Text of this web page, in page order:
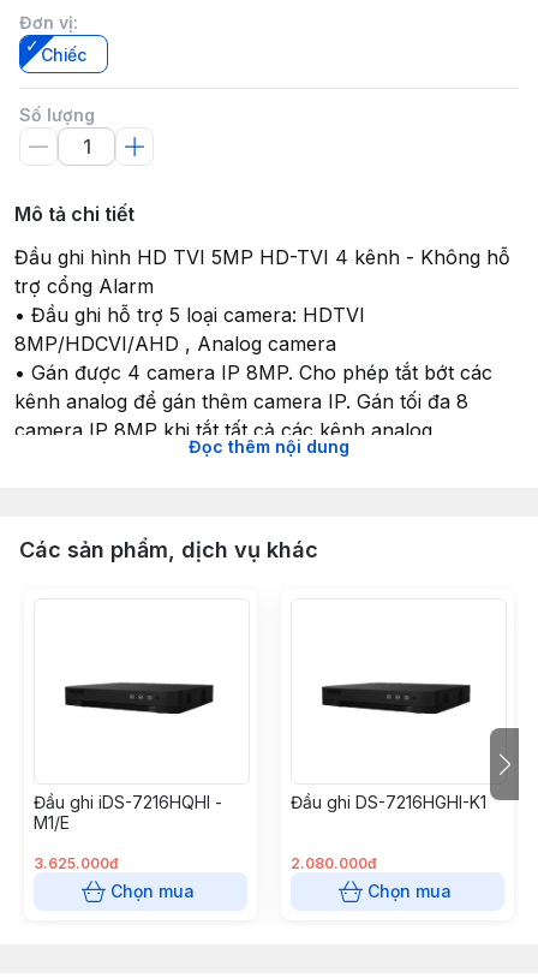
Đơn vị:
Chiếc
Số lượng
Mô tả chi tiết
Đầu ghi hình HD TVI 5MP HD-TVI 4 kênh - Không hỗ
trợ cổng Alarm
• Đầu ghi hỗ trợ 5 loại camera: HDTVI
8MP/HDCVI/AHD , Analog camera
• Gán được 4 camera IP 8MP. Cho phép tắt bớt các
kênh analog để gán thêm camera IP. Gán tối đa 8
camera IP 8MP khi tắt tất cả các kênh analog
• H.265Pro/H.265Pro/H.264+/H.264
hiển thị đồng thời ( giống nhau ) độ phân giải
• Cổng audio 1 vào/1 ra , 1 cổng SATA hỗ trợ tối đa 10
cáp đồng trục.
• Hỗ trợ phát hiện vượt hàng rào ảo, vùng xâm nhập
cảnh
* Khi kết hợp với camera TVI mới có cảm biến PIR, đầu
ghi hình có hỗ trợ thêm tính năng lọc báo động giả
• Nguồn 12V 1.5A
Đọc thêm nội dung
Các sản phẩm, dịch vụ khác
Đầu ghi iDS-7216HQHI -
M1/E
3.625.000đ
Chọn mua
Đầu ghi DS-7216HGHI-K1
2.080.000đ
Chọn mua